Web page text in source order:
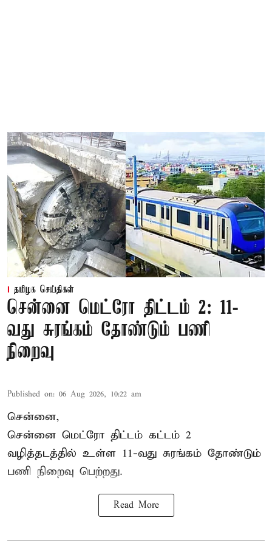
தமிழக செய்திகள்
சென்னை மெட்ரோ திட்டம் 2: 11-
வது சுரங்கம் தோண்டும் பணி
நிறைவு
Published on: 06 Aug 2026, 10:22 am
சென்னை,
சென்னை மெட்ரோ திட்டம் கட்டம் 2
வழித்தடத்தில் உள்ள 11-வது சுரங்கம் தோண்டும்
பணி நிறைவு பெற்றது.
Read More